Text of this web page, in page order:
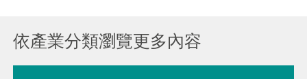
依產業分類瀏覽更多內容